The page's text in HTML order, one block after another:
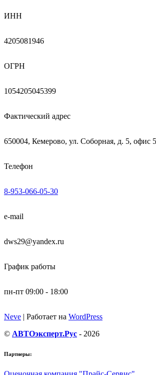
ИНН
4205081946
ОГРН
1054205045399
Фактический адрес
650004, Кемерово, ул. Соборная, д. 5, офис
Телефон
8-953-066-05-30
e-mail
dws29@yandex.ru
График работы
пн-пт 09:00 - 18:00
Neve | Работает на WordPress
© АВТОэксперт.Рус - 2026
Партнеры: